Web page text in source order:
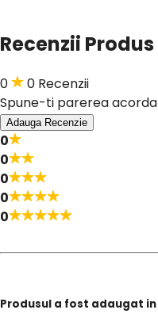
Recenzii Produs
0
0 Recenzii
Spune-ti parerea
Adauga Recenzie
0
0
0
0
0
Produsul a fost adaugat in